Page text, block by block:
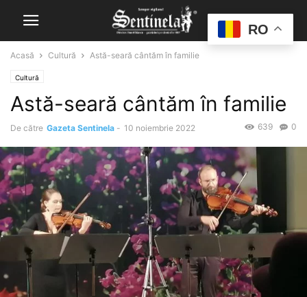
Acasă Cultură Astă-seară cântăm în familie
Cultură
Astă-seară cântăm în familie
De către Gazeta Sentinela - 10 noiembrie 2022 0
639
RO